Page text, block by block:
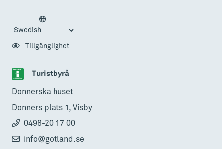
Turistbyrå
Donnerska huset
Donners plats 1, Visby
0498-20 17 00
info@gotland.se
Tillgänglighet